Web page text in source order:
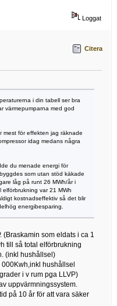
Loggat
Citera
i din tabell ser bra
värmepumparna med god
mest för effekten jag räknade
idag medans några
du menade energi för
som utan stöd käkade
låg på runt 26 MWh/år i
var 21 MWh
kostnadseffektiv så det blir
energibesparing.
som eldats i ca 1
till så total elförbrukning
(inkl hushållsel)
000Kwh,inkl hushållsel
i v rum pga LLVP)
uppvärmningssystem.
på 10 år för att vara säker